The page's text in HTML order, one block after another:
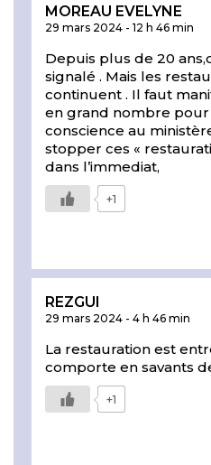
MOREAU EVELYNE
29 mars 2024 - 12 h 46 min
Depuis plus de 20
signalé . Mais les
continuent . Il faut
en grand nombre
conscience au
stopper ces «
dans l’immediat,
+1
REZGUI
29 mars 2024 - 4 h 46 min
La restauration est
comporte en savants
+1